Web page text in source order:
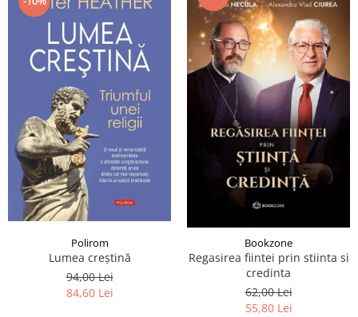
Polirom
Lumea creştină
94,00 Lei
84,60 Lei
Bookzone
Regasirea fiintei prin stiinta si
credinta
62,00 Lei
55,80 Lei